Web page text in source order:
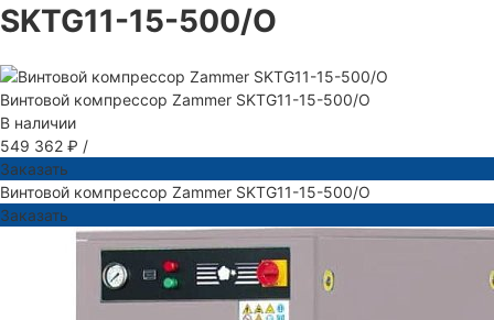
SKTG11-15-500/O
Винтовой компрессор Zammer SKTG11-15-500/O
В наличии
549 362 ₽ /
Заказать
Винтовой компрессор Zammer SKTG11-15-500/O
Заказать